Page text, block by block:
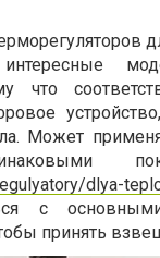
что
Может
dlya-
с
принять